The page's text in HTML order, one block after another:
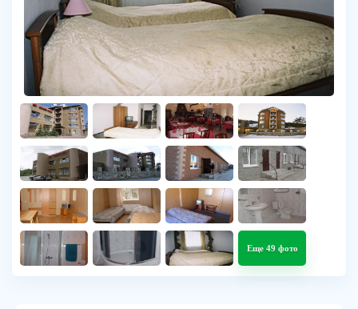
Еще 49 фото